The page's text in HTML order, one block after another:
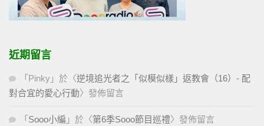
近期留言
「 Pinky 」於〈逆境追光者之「似模似樣」返教會（16）- 配
對合宜的愛心行動〉發佈留言
「 Sooo小編 」於〈第6季Sooo節目巡禮〉發佈留言